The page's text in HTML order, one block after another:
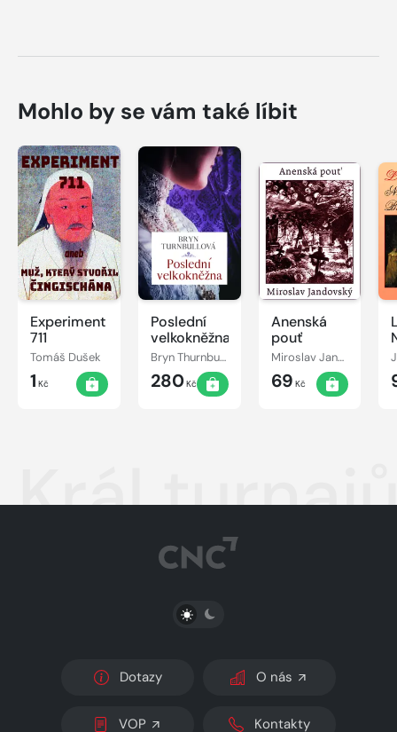
Mohlo by se vám také líbit
Experiment
711
Tomáš Dušek
1 Kč
Poslední
velkokněžna
Bryn Thurnbullová
280Kč
Anenská
pouť
Miroslav Jandovský
69 Kč
Král
PŘEPNOUT SVĚTLÝ/TMAVÝ REŽIM
Dotazy O nás
VOP Kontakty